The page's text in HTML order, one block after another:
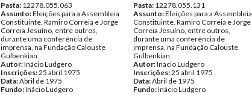
Pasta: 12278.055.063
Assunto:Eleições para a Assembleia
Constituinte. Ramiro Correia e Jorge
Correia Jesuíno, entre outros,
durante uma conferência de
imprensa, na Fundação Calouste
Gulbenkian.
Autor:Inácio Ludgero
Inscrições:25 abril 1975
Data:Abril de 1975
Fundo:Inácio Ludgero
Pasta: 12278.055.131
Assunto:Eleições para a Assembleia
Constituinte. Ramiro Correia e Jorge
Correia Jesuíno, entre outros,
durante uma conferência de
imprensa, na Fundação Calouste
Gulbenkian.
Autor:Inácio Ludgero
Inscrições:25 abril 1975
Data:Abril de 1975
Fundo:Inácio Ludgero